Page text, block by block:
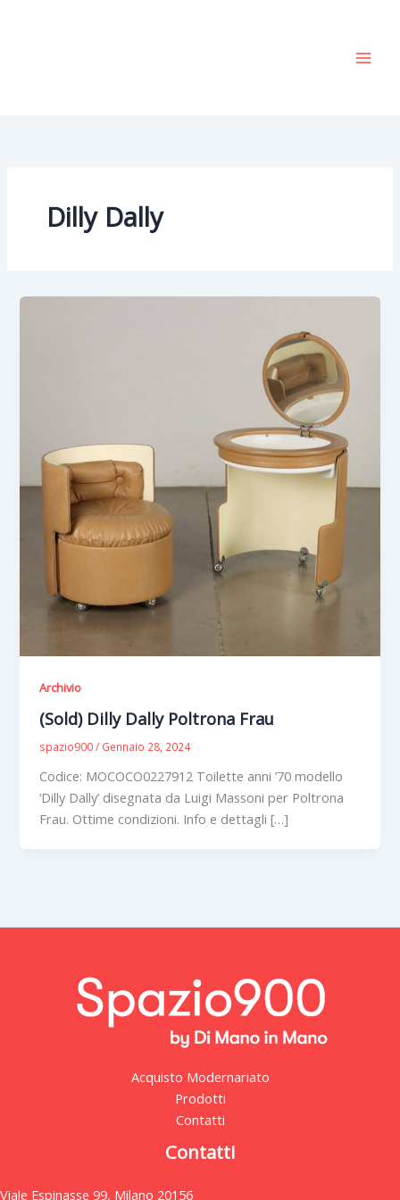
Dilly Dally
Archivio
(Sold) Dilly Dally Poltrona Frau
spazio900/ Gennaio 28, 2024
Codice: MOCOCO0227912 Toilette anni ’70 modello
‘Dilly Dally’ disegnata da Luigi Massoni per Poltrona
Frau. Ottime condizioni. Info e dettagli […]
Acquisto Modernariato
Prodotti
Contatti
Contatti
Viale Espinasse 99, Milano 20156